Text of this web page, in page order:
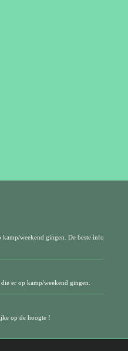
weekend gingen. De beste info
er op kamp/weekend gingen.
op de hoogte !